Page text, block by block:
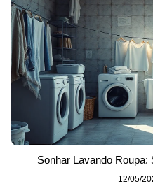
Sonhar Lavando Roupa:
12/05/